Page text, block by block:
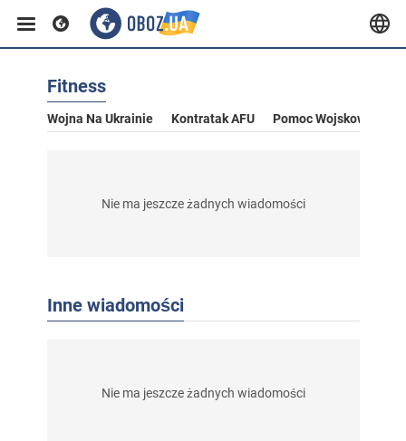
Fitness
Wojna Na Ukrainie Kontratak AFU Pomoc Wojskowa Dla
Nie ma jeszcze żadnych wiadomości
Inne wiadomości
Nie ma jeszcze żadnych wiadomości